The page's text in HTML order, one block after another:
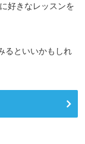
好きなレッスンを
るといいかもしれ